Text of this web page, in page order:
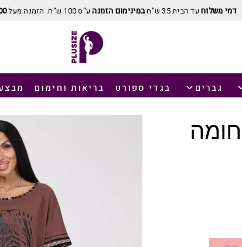
דמי משלוחעד הבית 35 ש"ח במינימום הזמנהע"ס 100 ש"ח. הזמנה מעל
גברים בגדי ספורט בריאות וחימום